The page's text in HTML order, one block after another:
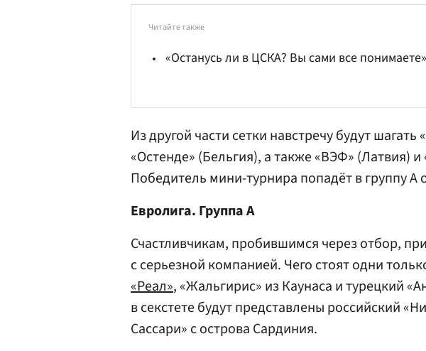
Читайте также
«Останусь ли в ЦСКА? Вы сами все понимаете»
Из другой части сетки навстречу будут
«Остенде» (Бельгия), а также «ВЭФ» (Латвия)
Победитель мини-турнира попадёт в группу А
Евролига. Группа А
Счастливчикам, пробившимся через отбор,
с серьезной компанией. Чего стоят одни
«Реал», «Жальгирис» из Каунаса и турецкий
в секстете будут представлены российский
Сассари» с острова Сардиния.